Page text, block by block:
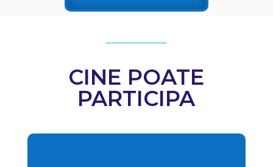
CINE POATE
PARTICIPA